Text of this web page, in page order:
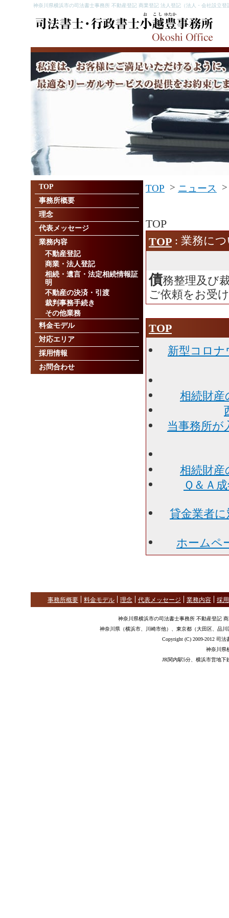
神奈川県横浜市の司法書士事務所 不動産登記 商業登記 法人登記（法人・会社設立
TOP > ニュース
TOP
TOP : 業務に
債務整理及び
ご依頼をお受
TOP
新型コロ
相続財産
当事務所が
相続財産
Ｑ＆Ａ
貸金業者
ホームペ
TOP
事務所概要
理念
代表メッセージ
業務内容
不動産登記
商業・法人登記
相続・遺言・法定相続情報証
明
不動産の決済・引渡
裁判事務手続き
その他業務
料金モデル
対応エリア
採用情報
お問合わせ
事務所概要 料金モデル 理念 代表メッセージ 業務内容 採
神奈川県横浜市の司法書士事務所 不動産登記
神奈川県（横浜市、川崎市他）、東京都（大田区、品
Copyright (C) 2009-2012 司
神奈川県
JR関内駅5分、横浜市営地